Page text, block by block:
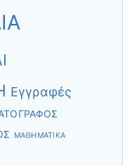
Εγγραφές
ΜΑΘΗΜΑΤΙΚΑ